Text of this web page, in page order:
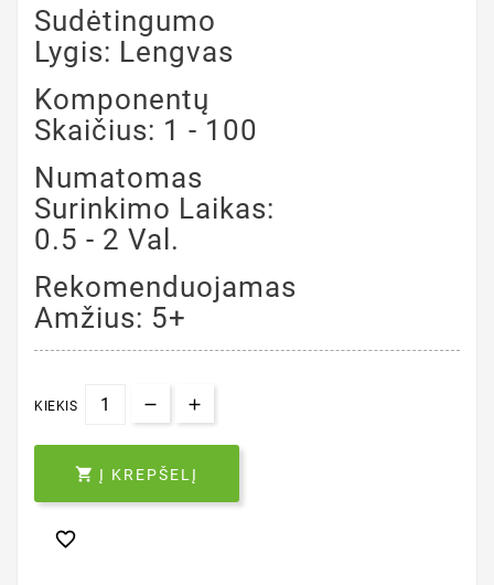
Sudėtingumo
Lygis: Lengvas
Komponentų
Skaičius: 1 - 100
Numatomas
Surinkimo Laikas:
0.5 - 2 Val.
Rekomenduojamas
Amžius: 5+
KIEKIS
 Į KREPŠELĮ
